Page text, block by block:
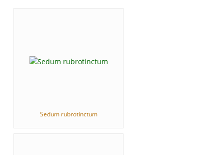
Sedum rubrotinctum